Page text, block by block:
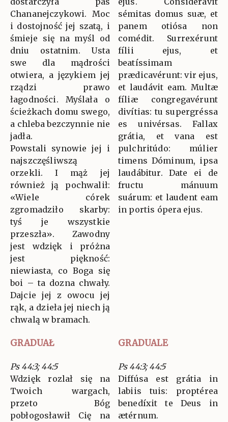
Chananejczykowi. Moc
i dostojność jej szatą, i
śmieje się na myśl od
dniu ostatnim. Usta
swe dla mądrości
otwiera, a językiem jej
rządzi prawo
łagodności. Myślała o
ścieżkach domu swego,
a chleba bezczynnie nie
jadła.
Powstali synowie jej i
najszczęśliwszą
orzekli. I mąż jej
również ją pochwalił:
«Wiele córek
zgromadziło skarby:
tyś je wszystkie
przeszła». Zawodny
jest wdzięk i próżna
jest piękność:
niewiasta, co Boga się
boi – ta dozna chwały.
Dajcie jej z owocu jej
rąk, a dzieła jej niech ją
chwalą w bramach.
sémitas domus suæ, et
panem otiósa non
comédit. Surrexérunt
fílii ejus, et
beatíssimam
prædicavérunt: vir ejus,
et laudávit eam. Multæ
fíliæ congregavérunt
divítias: tu supergréssa
es univérsas. Fallax
grátia, et vana est
pulchritúdo: múlier
timens Dóminum, ipsa
laudábitur. Date ei de
fructu mánuum
suárum: et laudent eam
in portis ópera ejus.
GRADUAŁ GRADUALE
Ps 44:3; 44:5
Wdzięk rozlał się na
Twoich wargach,
przeto Bóg
pobłogosławił Cię na
Ps 44:3; 44:5
Diffúsa est grátia in
labiis tuis: proptérea
benedíxit te Deus in
ætérnum.